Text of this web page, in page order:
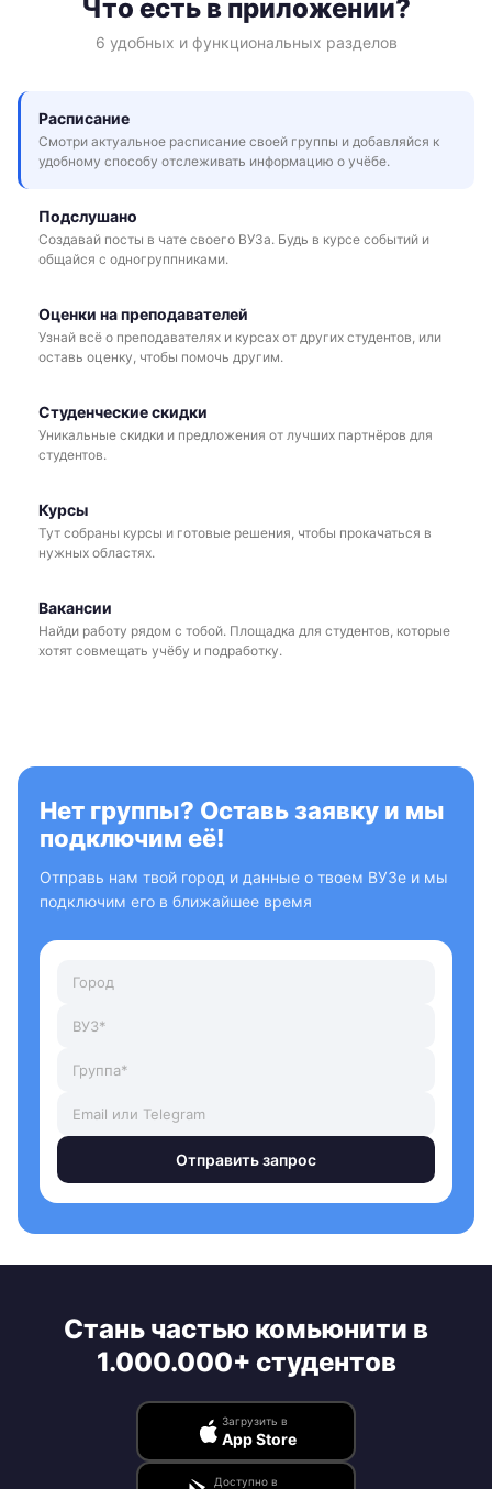
Что есть в приложении?
6 удобных и функциональных разделов
Расписание
Смотри актуальное расписание своей группы и добавляйся к
удобному способу отслеживать информацию о учёбе.
Подслушано
Создавай посты в чате своего ВУЗа. Будь в курсе событий и
общайся с одногруппниками.
Оценки на преподавателей
Узнай всё о преподавателях и курсах от других студентов, или
оставь оценку, чтобы помочь другим.
Студенческие скидки
Уникальные скидки и предложения от лучших партнёров для
студентов.
Курсы
Тут собраны курсы и готовые решения, чтобы прокачаться в
нужных областях.
Вакансии
Найди работу рядом с тобой. Площадка для студентов, которые
хотят совмещать учёбу и подработку.
Нет группы? Оставь заявку и мы
подключим её!
Отправь нам твой город и данные о твоем ВУЗе и мы
подключим его в ближайшее время
Отправить запрос
Стань частью комьюнити в
1.000.000+ студентов
Загрузить в
App Store
Доступно в